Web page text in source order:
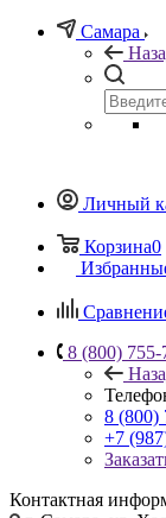
Самара
Личный
Корзина0
8 (800) 755-
8 (800)
+7
Контактная